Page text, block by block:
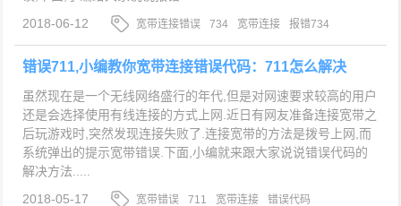
2018-06-12
宽带连接错误 734 宽带连接 报错734
错误711,小编教你宽带连接错误代码：711怎么解决
虽然现在是一个无线网络盛行的年代,但是对网速要求较高的用户
还是会选择使用有线连接的方式上网.近日有网友准备连接宽带之
后玩游戏时,突然发现连接失败了.连接宽带的方法是拨号上网,而
系统弹出的提示宽带错误.下面,小编就来跟大家说说错误代码的
解决方法.....
2018-05-17
宽带错误 711 宽带连接 错误代码